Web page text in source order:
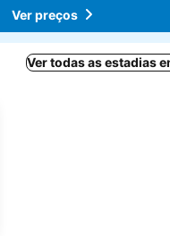
Ver preços
Ver todas as estadias